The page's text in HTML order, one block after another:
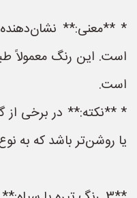
* **معنی:**
است. این رنگ معمولاً
است.
* **نکته:** در برخی از
یا روشن‌تر باشد که به